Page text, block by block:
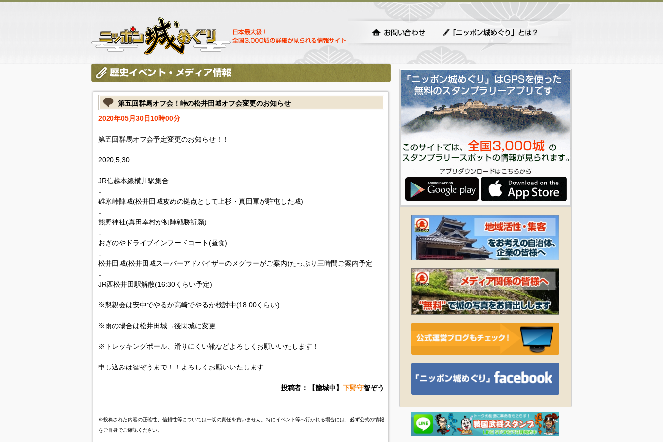
第五回群馬オフ会！峠の松井田城オフ会変更のお知らせ
2020年05月30日10時00分
第五回群馬オフ会予定変更のお知らせ！！
2020,5,30
JR信越本線横川駅集合
↓
碓氷峠陣城(松井田城攻めの拠点として上杉・真田軍が駐屯した城)
↓
熊野神社(真田幸村が初陣戦勝祈願)
↓
おぎのやドライブインフードコート(昼食)
↓
松井田城(松井田城スーパーアドバイザーのメグラーがご案内)たっぷり三時間ご案内予定
↓
JR西松井田駅解散(16:30くらい予定)
※懇親会は安中でやるか高崎でやるか検討中(18:00くらい)
※雨の場合は松井田城→後閑城に変更
※トレッキングポール、滑りにくい靴などよろしくお願いいたします！
申し込みは智ぞうまで！！よろしくお願いいたします
投稿者：【籠城中】 下野守智ぞう
※投稿された内容の正確性、信頼性等については一切の責任を負いません。特にイベント等へ行かれる場合には、必ず公式の情報
をご自身でご確認ください。